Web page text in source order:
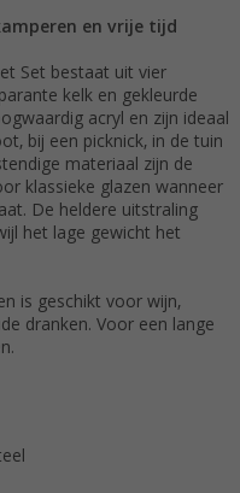
en vrije tijd
Set bestaat uit vier
kelk en gekleurde
acryl en zijn ideaal
bij een picknick, in de tuin
materiaal zijn de
klassieke glazen wanneer
De heldere uitstraling
het lage gewicht het
is geschikt voor wijn,
dranken. Voor een lange